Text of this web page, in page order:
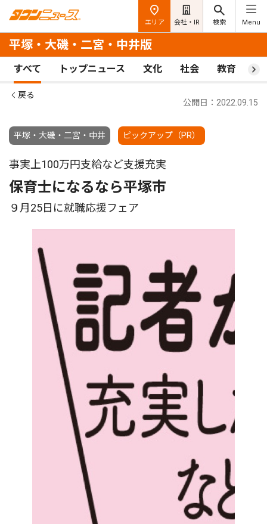
エリア 会社・IR 検索 Menu
平塚・大磯・二宮・中井版
すべて トップニュース 文化 社会 教育 ス
戻る
平塚・大磯・二宮・中井 ピックアップ（PR）
公開日：2022.09.15
事実上100万円支給など支援充実
保育士になるなら平塚市
９月25日に就職応援フェア